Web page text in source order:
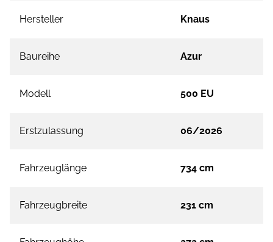
Hersteller Knaus
Baureihe Azur
Modell 500 EU
Erstzulassung 06/2026
Fahrzeuglänge 734 cm
Fahrzeugbreite 231 cm